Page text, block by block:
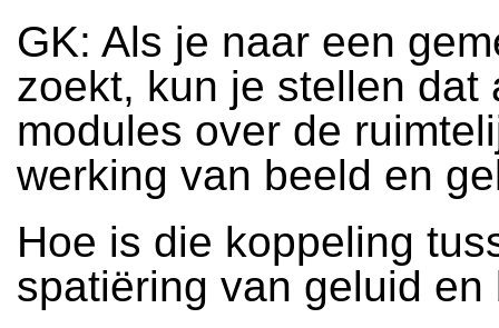
GK: Als je naar een
zoekt, kun je stellen dat
modules over de
werking van beeld en
Hoe is die koppeling
spatiëring van geluid en